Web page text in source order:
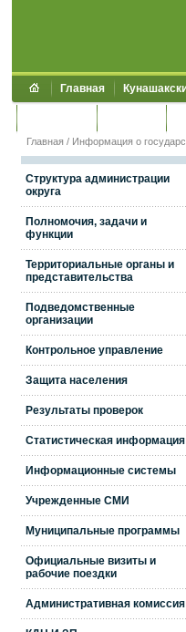
Главная
Главная / Информация о
Структура администрации
округа
Полномочия, задачи и
функции
Территориальные органы и
представительства
Подведомственные
организации
Контрольное управление
Защита населения
Результаты проверок
Статистическая информация
Информационные системы
Учрежденные СМИ
Муниципальные программы
Официальные визиты и
рабочие поездки
Административная комиссия